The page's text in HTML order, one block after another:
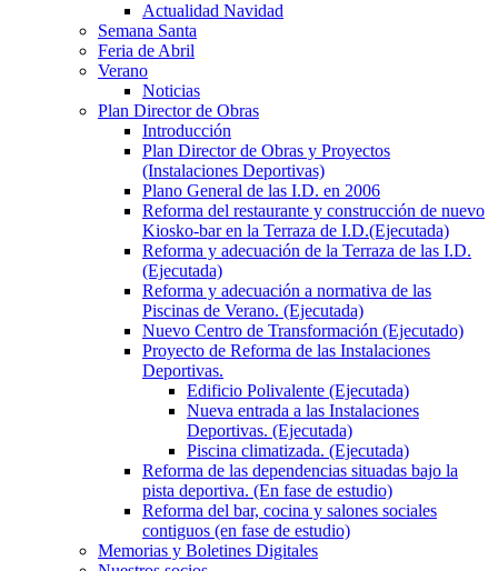
Actualidad Navidad
Semana Santa
Feria de Abril
Verano
Noticias
Plan Director de Obras
Introducción
Plan Director de Obras y Proyectos
(Instalaciones Deportivas)
Plano General de las I.D. en 2006
Reforma del restaurante y construcción de nuevo
Kiosko-bar en la Terraza de I.D.(Ejecutada)
Reforma y adecuación de la Terraza de las I.D.
(Ejecutada)
Reforma y adecuación a normativa de las
Piscinas de Verano. (Ejecutada)
Nuevo Centro de Transformación (Ejecutado)
Proyecto de Reforma de las Instalaciones
Deportivas.
Edificio Polivalente (Ejecutada)
Nueva entrada a las Instalaciones
Deportivas. (Ejecutada)
Piscina climatizada. (Ejecutada)
Reforma de las dependencias situadas bajo la
pista deportiva. (En fase de estudio)
Reforma del bar, cocina y salones sociales
contiguos (en fase de estudio)
Memorias y Boletines Digitales